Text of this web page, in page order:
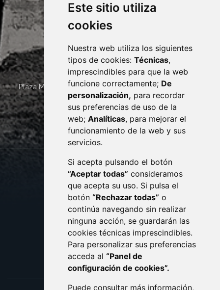
Este sitio utiliza
cookies
Nuestra web utiliza los siguientes
tipos de cookies: Técnicas,
imprescindibles para que la web
funcione correctamente; De
personalización, para recordar
sus preferencias de uso de la
web; Analíticas, para mejorar el
funcionamiento de la web y sus
servicios.
Si acepta pulsando el botón
“Aceptar todas” consideramos
que acepta su uso. Si pulsa el
botón “Rechazar todas” o
continúa navegando sin realizar
ninguna acción, se guardarán las
cookies técnicas imprescindibles.
Para personalizar sus preferencias
acceda al “Panel de
configuración de cookies”.
Puede consultar más información,
Plaza Mayor 4 22400 MONZÓN - ARAGÓN (ESPAÑA)
· (34) 974 400 700 ·
sac@monzon.es
monzon.es
CONTACTO
MAPA WEB
AVISO LEGAL
PROTECCIÓN DE DATOS
POLÍTICA DE COOKIES
ACCESIBILIDAD
ENLACE EXTERNO AL